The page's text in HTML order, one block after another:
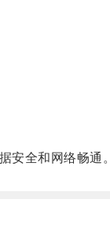
全和网络畅通。